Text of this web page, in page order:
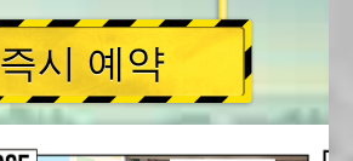
즉시 예약